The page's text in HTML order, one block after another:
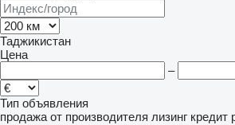
Таджикистан
Цена
–
Тип объявления
продажа от производителя лизинг кредит